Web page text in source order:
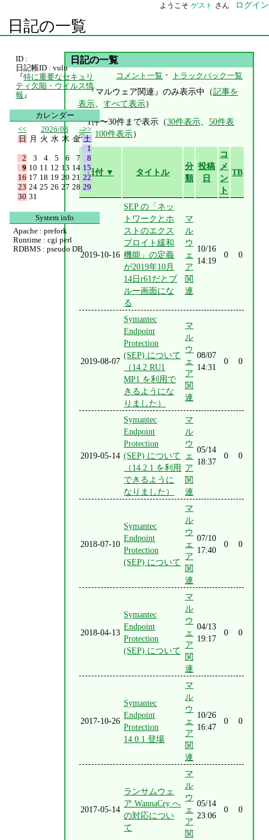
ようこそ ゲスト さん ログイン
日記の一覧
日記の一覧
コメント一覧 ・ トラックバック一覧
『マルウェア関連』のみ表示中（記事を
表示、すべて表示）
1件〜30件まで表示（30件表示、 50件表
示、 100件表示）
日付 ▼ タイトル
分
類
投稿
日
コ
メ
ン
ト
TB
2019-10-16
SEP の「ネッ
トワークとホ
ストのエクス
プロイト緩和
機能」の定義
が2019年10月
14日r61だとブ
ルー画面にな
る
マ
ル
ウ
ェ
ア
関
連
10/16
14:19
0 0
2019-08-07
Symantec
Endpoint
Protection
(SEP) について
（14.2 RU1
MP1 を利用で
きるようにな
りました）
マ
ル
ウ
ェ
ア
関
連
08/07
14:31
0 0
2019-05-14
Symantec
Endpoint
Protection
(SEP) について
（14.2.1 を利用
できるように
なりました）
マ
ル
ウ
ェ
ア
関
連
05/14
18:37
0 0
2018-07-10
Symantec
Endpoint
Protection
(SEP) について
マ
ル
ウ
ェ
ア
関
連
07/10
17:40
0 0
2018-04-13
Symantec
Endpoint
Protection
(SEP) について
マ
ル
ウ
ェ
ア
関
連
04/13
19:17
0 0
2017-10-26
Symantec
Endpoint
Protection
14.0.1 登場
マ
ル
ウ
ェ
ア
関
連
10/26
16:47
0 0
2017-05-14
ランサムウェ
ア WannaCry へ
の対応につい
て
マ
ル
ウ
ェ
ア
関
05/14
23:06
0 0
ID :
日記帳ID : vuln
『特に重要なセキュリ
ティ欠陥・ウイルス情
報 』
カレンダー
<<
2026/08
>>
日
月 火 水 木 金 土
1
2
3 4 5 6 7
8
9 10 11 12 13 14 15
16 17 18 19 20 21 22
23 24 25 26 27 28 29
30 31
System info
Apache : prefork
Runtime : cgi perl
RDBMS : pseudo DB